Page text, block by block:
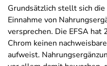
Grundsätzlich stellt sich
Einnahme von
versprechen. Die EFSA
Chrom keinen
aufweist.